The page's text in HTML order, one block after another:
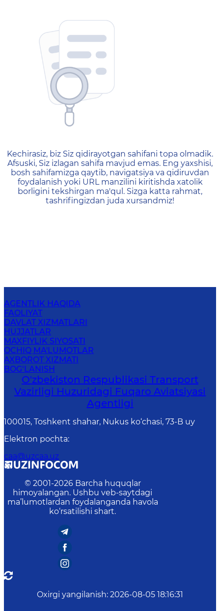
404 — Страница не
Kechirasiz, biz Siz qidirayotgan sahifani topa olmadik.
Afsuski, Siz izlagan sahifa mavjud emas. Eng yaxshisi,
bosh sahifamizga qaytib, navigatsiya va qidiruvdan
foydalanish yoki URL manzilini kiritishda xatolik
borligini tekshirgan ma'qul. Sizga katta rahmat,
tashrifingizdan juda xursandmiz!
AGENTLIK HAQIDA
FAOLIYAT
DAVLAT XIZMATLARI
HUJJATLAR
MAXFIYLIK SIYOSATI
OCHIQ MA'LUMOTLAR
AXBOROT XIZMATI
BOG‘LANISH
O'zbekiston Respublikasi Transport
Vazirligi Huzuridagi Fuqaro Aviatsiyasi
Agentligi
100015, Toshkent shahar, Nukus ko‘chasi, 73-B uу
Elektron pochta:
caa@uzcaa.uz
© 2001-2026 Barcha huquqlar
himoyalangan. Ushbu veb-saytdagi
ma’lumotlardan foydalanganda havola
ko‘rsatilishi shart.
Oxirgi yangilanish: 2026-08-05 18:16:31